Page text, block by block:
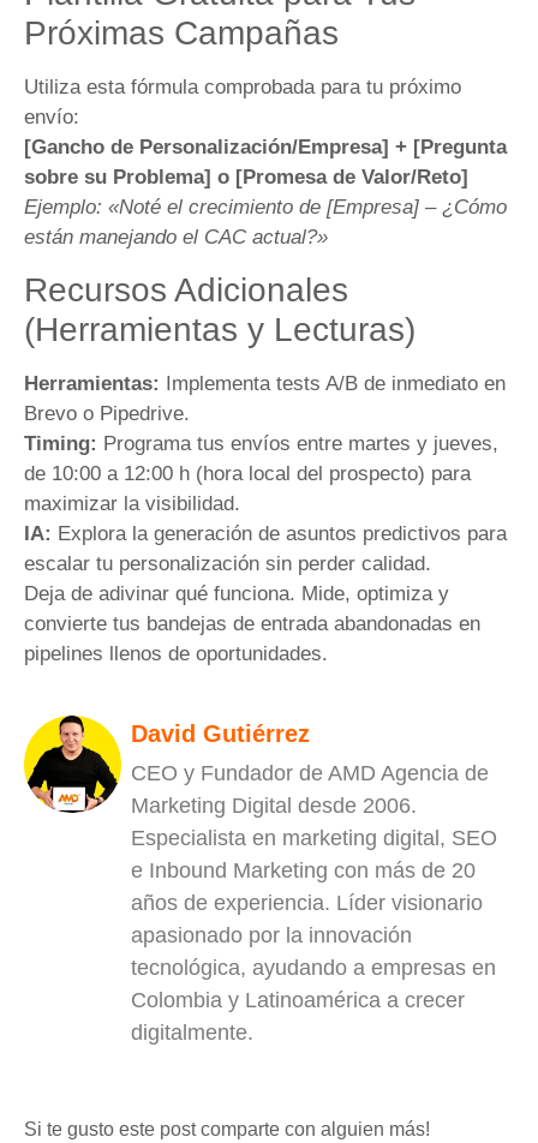
Próximas Campañas
Utiliza esta fórmula comprobada para tu próximo
envío:
[Gancho de Personalización/Empresa] + [Pregunta
sobre su Problema] o [Promesa de Valor/Reto]
Ejemplo: «Noté el crecimiento de [Empresa] – ¿Cómo
están manejando el CAC actual?»
Recursos Adicionales
(Herramientas y Lecturas)
Herramientas: Implementa tests A/B de inmediato en
Brevo o Pipedrive.
Timing: Programa tus envíos entre martes y jueves,
de 10:00 a 12:00 h (hora local del prospecto) para
maximizar la visibilidad.
IA: Explora la generación de asuntos predictivos para
escalar tu personalización sin perder calidad.
Deja de adivinar qué funciona. Mide, optimiza y
convierte tus bandejas de entrada abandonadas en
pipelines llenos de oportunidades.
David Gutiérrez
CEO y Fundador de AMD Agencia de
Marketing Digital desde 2006.
Especialista en marketing digital, SEO
e Inbound Marketing con más de 20
años de experiencia. Líder visionario
apasionado por la innovación
tecnológica, ayudando a empresas en
Colombia y Latinoamérica a crecer
digitalmente.
Si te gusto este post comparte con alguien más!